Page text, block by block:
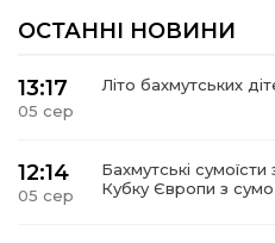
ОСТАННІ НОВИНИ
13:17
05 сер
Літо бахмутських
12:14
05 сер
Бахмутські
Кубку Європи з сумо